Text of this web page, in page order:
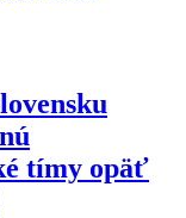
tímy opäť